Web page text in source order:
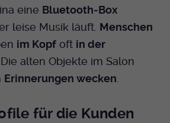
eine Bluetooth-Box
leise Musik läuft. Menschen
im Kopf oft in der
alten Objekte im Salon
Erinnerungen wecken.
für die Kunden